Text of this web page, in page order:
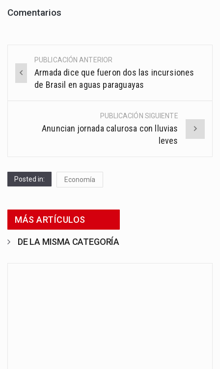
Comentarios
Post
navigation
PUBLICACIÓN ANTERIOR
Armada dice que fueron dos las incursiones
de Brasil en aguas paraguayas
PUBLICACIÓN SIGUIENTE
Anuncian jornada calurosa con lluvias
leves
Posted in: Economía
MÁS ARTÍCULOS
DE LA MISMA CATEGORÍA